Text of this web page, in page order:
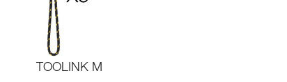
TOOLINK M